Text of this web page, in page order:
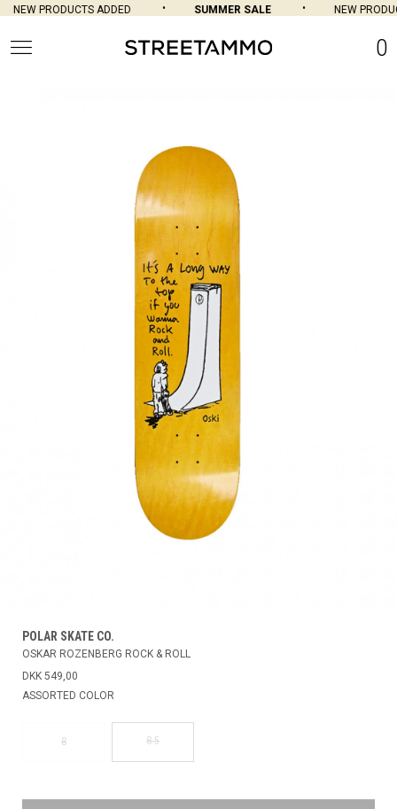
NEW PRODUCTS ADDED SUMMER SALE NEW
0
POLAR SKATE CO.
OSKAR ROZENBERG ROCK & ROLL
DKK 549,00
ASSORTED COLOR
8 8.5